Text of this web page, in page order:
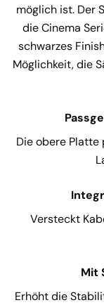
möglich ist. Der
die Cinema
schwarzes
Möglichkeit, die
Die obere Platte
Versteckt
Mit
Erhöht die